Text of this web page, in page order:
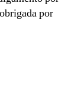
por